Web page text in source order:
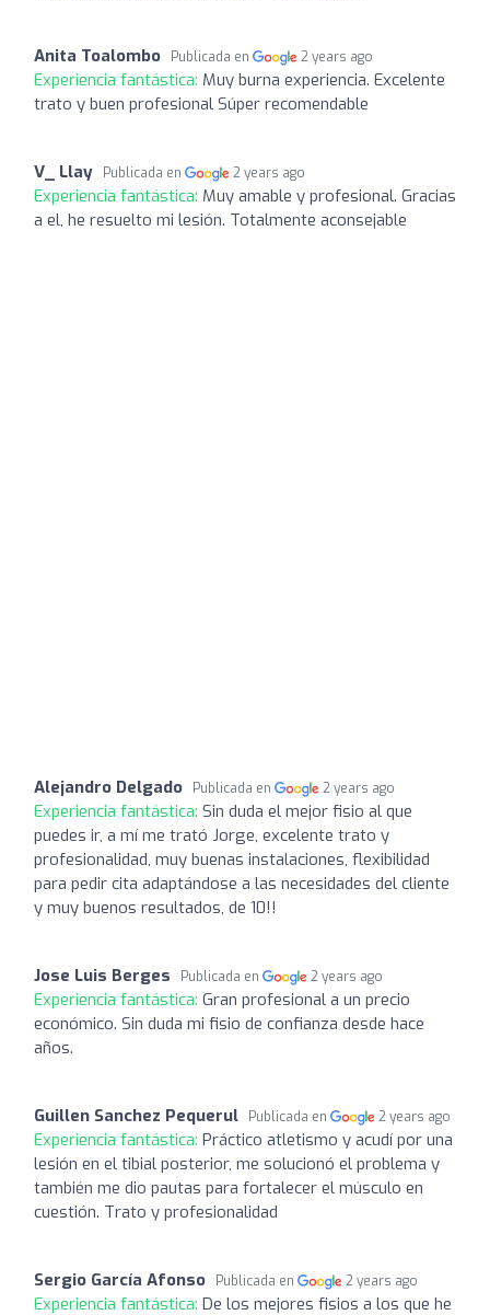
Anita Toalombo Publicada en 2 years ago
Experiencia fantástica: Muy burna experiencia. Excelente
trato y buen profesional Súper recomendable
V_ Llay Publicada en 2 years ago
Experiencia fantástica: Muy amable y profesional. Gracias
a el, he resuelto mi lesión. Totalmente aconsejable
Alejandro Delgado Publicada en 2 years ago
Experiencia fantástica: Sin duda el mejor fisio al que
puedes ir, a mí me trató Jorge, excelente trato y
profesionalidad, muy buenas instalaciones, flexibilidad
para pedir cita adaptándose a las necesidades del cliente
y muy buenos resultados, de 10!!
Jose Luis Berges Publicada en 2 years ago
Experiencia fantástica: Gran profesional a un precio
económico. Sin duda mi fisio de confianza desde hace
años.
Guillen Sanchez Pequerul Publicada en 2 years ago
Experiencia fantástica: Práctico atletismo y acudí por una
lesión en el tibial posterior, me solucionó el problema y
también me dio pautas para fortalecer el músculo en
cuestión. Trato y profesionalidad
Sergio García Afonso Publicada en 2 years ago
Experiencia fantástica: De los mejores fisios a los que he